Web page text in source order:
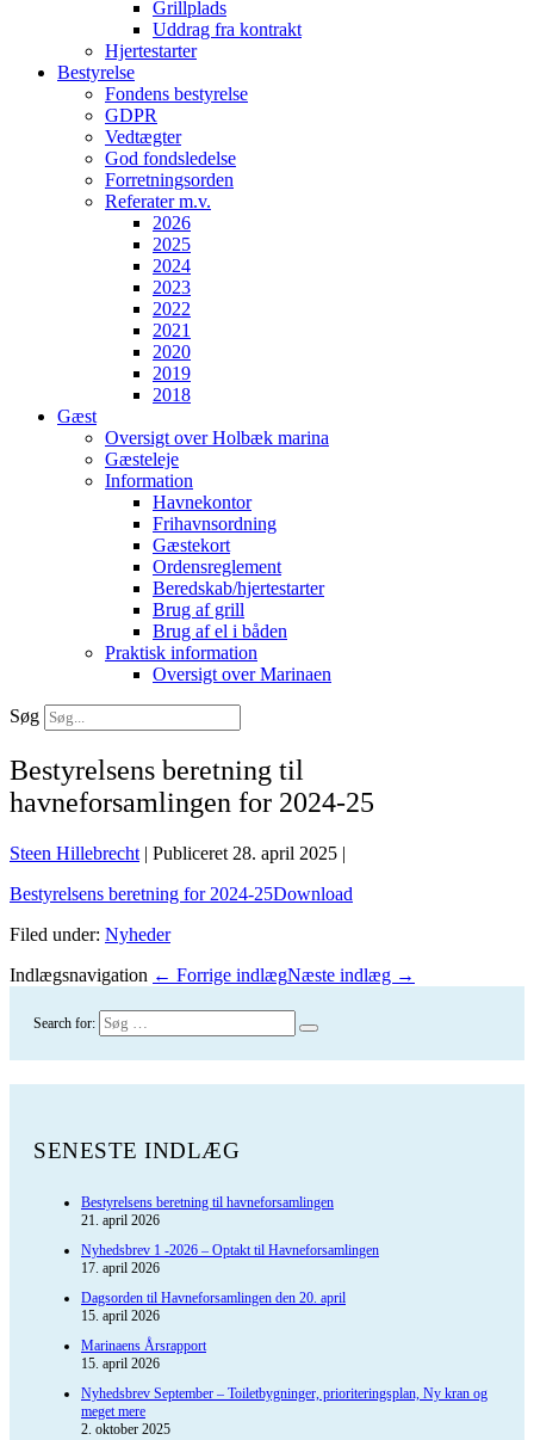
Grillplads
Uddrag fra kontrakt
Hjertestarter
Bestyrelse
Fondens bestyrelse
GDPR
Vedtægter
God fondsledelse
Forretningsorden
Referater m.v.
2026
2025
2024
2023
2022
2021
2020
2019
2018
Gæst
Oversigt over Holbæk marina
Gæsteleje
Information
Havnekontor
Frihavnsordning
Gæstekort
Ordensreglement
Beredskab/hjertestarter
Brug af grill
Brug af el i båden
Praktisk information
Oversigt over Marinaen
Søg
Bestyrelsens beretning til
havneforsamlingen for 2024-25
Steen Hillebrecht | Publiceret 28. april 2025 |
Bestyrelsens beretning for 2024-25Download
Filed under: Nyheder
Indlægsnavigation ← Forrige indlægNæste indlæg →
Search for:
SENESTE INDLÆG
Bestyrelsens beretning til havneforsamlingen
21. april 2026
Nyhedsbrev 1 -2026 – Optakt til Havneforsamlingen
17. april 2026
Dagsorden til Havneforsamlingen den 20. april
15. april 2026
Marinaens Årsrapport
15. april 2026
Nyhedsbrev September – Toiletbygninger, prioriteringsplan, Ny kran og
meget mere
2. oktober 2025